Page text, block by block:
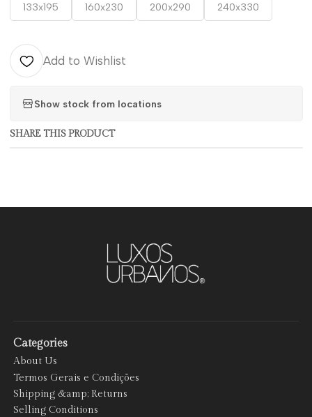
133x195 160x230 200x290 240x330
Add to Wishlist
Show stock from locations
SHARE THIS PRODUCT
Categories
About Us
Termos Gerais e Condições
Shipping &amp; Returns
Selling Conditions